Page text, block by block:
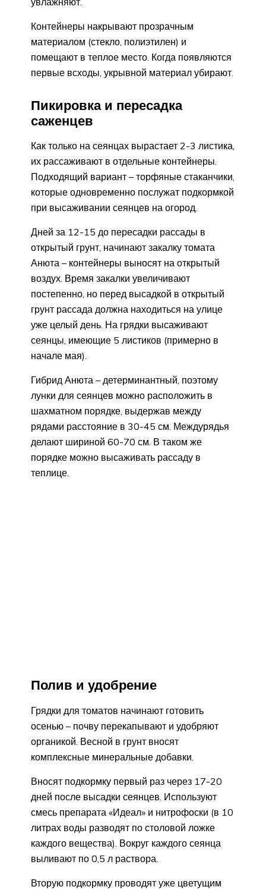
Контейнеры накрывают прозрачным
материалом (стекло, полиэтилен) и
помещают в теплое место. Когда появляются
первые всходы, укрывной материал убирают.
Пикировка и пересадка
саженцев
Как только на сеянцах вырастает 2-3 листика,
их рассаживают в отдельные контейнеры.
Подходящий вариант – торфяные стаканчики,
которые одновременно послужат подкормкой
при высаживании сеянцев на огород.
Дней за 12-15 до пересадки рассады в
открытый грунт, начинают закалку томата
Анюта – контейнеры выносят на открытый
воздух. Время закалки увеличивают
постепенно, но перед высадкой в открытый
грунт рассада должна находиться на улице
уже целый день. На грядки высаживают
сеянцы, имеющие 5 листиков (примерно в
начале мая).
Гибрид Анюта – детерминантный, поэтому
лунки для сеянцев можно расположить в
шахматном порядке, выдержав между
рядами расстояние в 30-45 см. Междурядья
делают шириной 60-70 см. В таком же
порядке можно высаживать рассаду в
теплице.
Полив и удобрение
Грядки для томатов начинают готовить
осенью – почву перекапывают и удобряют
органикой. Весной в грунт вносят
комплексные минеральные добавки.
Вносят подкормку первый раз через 17-20
дней после высадки сеянцев. Используют
смесь препарата «Идеал» и нитрофоски (в 10
литрах воды разводят по столовой ложке
каждого вещества). Вокруг каждого сеянца
выливают по 0,5 л раствора.
Вторую подкормку проводят уже цветущим